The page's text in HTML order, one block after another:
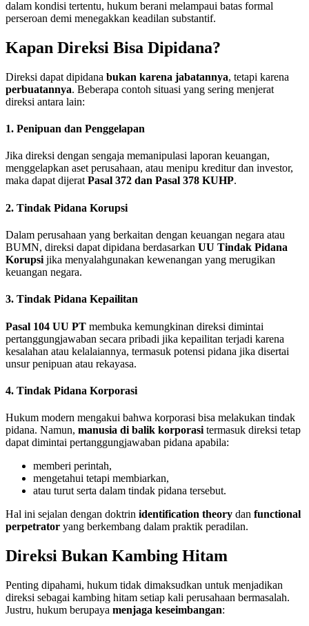
dalam kondisi tertentu, hukum berani melampaui batas formal
perseroan demi menegakkan keadilan substantif.
Kapan Direksi Bisa Dipidana?
Direksi dapat dipidana bukan karena jabatannya, tetapi karena
perbuatannya. Beberapa contoh situasi yang sering menjerat
direksi antara lain:
1. Penipuan dan Penggelapan
Jika direksi dengan sengaja memanipulasi laporan keuangan,
menggelapkan aset perusahaan, atau menipu kreditur dan investor,
maka dapat dijeratPasal 372 dan Pasal 378 KUHP.
2. Tindak Pidana Korupsi
Dalam perusahaan yang berkaitan dengan keuangan negara atau
BUMN, direksi dapat dipidana berdasarkan UU Tindak Pidana
Korupsi jika menyalahgunakan kewenangan yang merugikan
keuangan negara.
3. Tindak Pidana Kepailitan
Pasal 104 UU PT membuka kemungkinan direksi dimintai
pertanggungjawaban secara pribadi jika kepailitan terjadi karena
kesalahan atau kelalaiannya, termasuk potensi pidana jika disertai
unsur penipuan atau rekayasa.
4. Tindak Pidana Korporasi
Hukum modern mengakui bahwa korporasi bisa melakukan tindak
pidana. Namun, manusia di balik korporasi termasuk direksi tetap
dapat dimintai pertanggungjawaban pidana apabila:
memberi perintah,
mengetahui tetapi membiarkan,
atau turut serta dalam tindak pidana tersebut.
Hal ini sejalan dengan doktrin identification theory dan functional
perpetrator yang berkembang dalam praktik peradilan.
Direksi Bukan Kambing Hitam
Penting dipahami, hukum tidak dimaksudkan untuk menjadikan
direksi sebagai kambing hitam setiap kali perusahaan bermasalah.
Justru, hukum berupaya menjaga keseimbangan: